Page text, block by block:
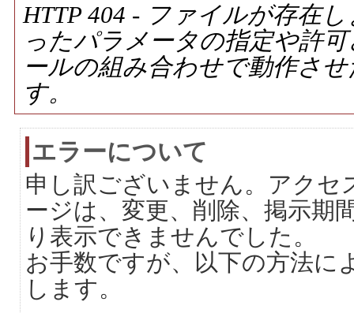
HTTP 404 - ファイルが存在
ったパラメータの指定や許
ールの組み合わせで動作さ
す。
エラーについて
申し訳ございません。アクセ
ージは、変更、削除、掲示期
り表示できませんでした。
お手数ですが、以下の方法に
します。